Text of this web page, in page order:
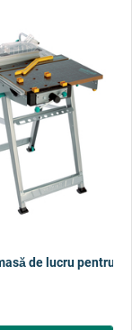
II de lucru pentru